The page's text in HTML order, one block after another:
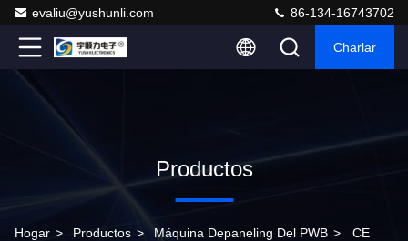
evaliu@yushunli.com 86-134-16743702
Charlar
Productos
Hogar > Productos > Máquina Depaneling Del PWB > CE